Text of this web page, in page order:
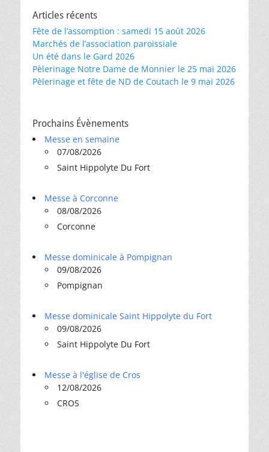
Articles récents
Fête de l’assomption : samedi 15 août 2026
Marchés de l’association paroissiale
Un été dans le Gard 2026
Pèlerinage Notre Dame de Monnier le 25 mai 2026
Pèlerinage et fête de ND de Coutach le 9 mai 2026
Prochains Évènements
Messe en semaine
07/08/2026
Saint Hippolyte Du Fort
Messe à Corconne
08/08/2026
Corconne
Messe dominicale à Pompignan
09/08/2026
Pompignan
Messe dominicale Saint Hippolyte du Fort
09/08/2026
Saint Hippolyte Du Fort
Messe à l'église de Cros
12/08/2026
CROS